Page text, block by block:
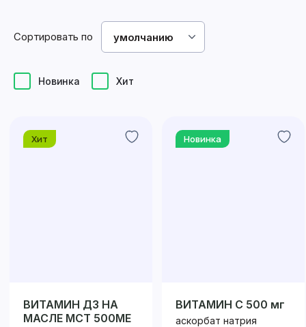
Новинка Хит
Сортировать по умолчанию
Хит
ВИТАМИН Д3 НА
МАСЛЕ МСТ 500МЕ
Новинка
ВИТАМИН С 500 мг
аскорбат натрия